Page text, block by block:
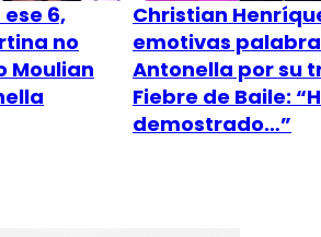
6,
no
Moulian
Christian
emotivas
Antonella por su
Fiebre de Baile:
demostrado…”